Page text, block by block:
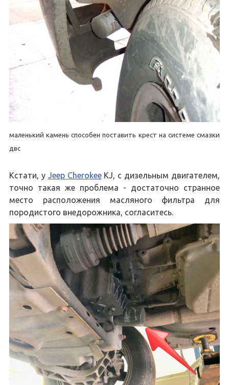
маленький камень способен поставить крест на системе смазки
двс
Кстати, у Jeep CherokeeKJ, с дизельным двигателем,
точно такая же проблема - достаточно странное
место расположения масляного фильтра для
породистого внедорожника, согласитесь.